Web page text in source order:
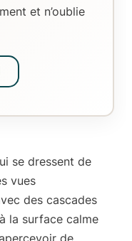
et n’oublie
se dressent de
vues
des cascades
la surface calme